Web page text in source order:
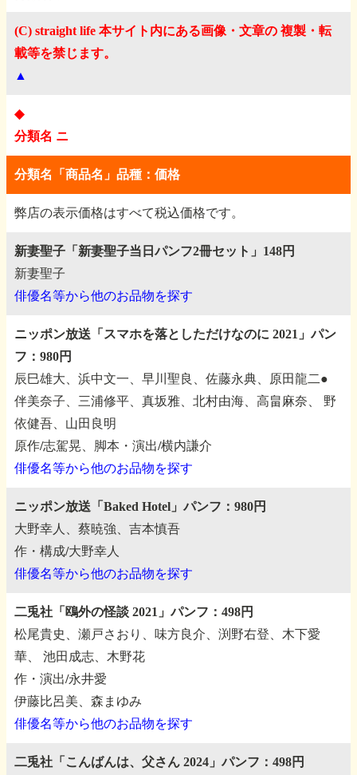
(C) straight life 本サイト内にある画像・文章の 複製・転
載等を禁じます。
▲
◆
分類名 ニ
分類名「商品名」品種：価格
弊店の表示価格はすべて税込価格です。
新妻聖子「新妻聖子当日パンフ2冊セット」148円
新妻聖子
俳優名等から他のお品物を探す
ニッポン放送「スマホを落としただけなのに 2021」パン
フ：980円
辰巳雄大、浜中文一、早川聖良、佐藤永典、原田龍二●
伴美奈子、三浦修平、真坂雅、北村由海、高畠麻奈、
野
依健吾、山田良明
原作/志駕晃、脚本・演出/横内謙介
俳優名等から他のお品物を探す
ニッポン放送「Baked Hotel」パンフ：980円
大野幸人、蔡暁強、吉本慎吾
作・構成/大野幸人
俳優名等から他のお品物を探す
二兎社「鴎外の怪談 2021」パンフ：498円
松尾貴史、瀬戸さおり、味方良介、渕野右登、木下愛
華、
池田成志、木野花
作・演出/永井愛
伊藤比呂美、森まゆみ
俳優名等から他のお品物を探す
二兎社「こんばんは、父さん 2024」パンフ：498円